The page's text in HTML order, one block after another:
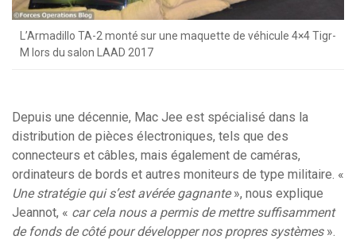
L’Armadillo TA-2 monté sur une maquette de véhicule 4×4 Tigr-
M lors du salon LAAD 2017
Depuis une décennie, Mac Jee est spécialisé dans la
distribution de pièces électroniques, tels que des
connecteurs et câbles, mais également de caméras,
ordinateurs de bords et autres moniteurs de type militaire. «
Une stratégie qui s’est avérée gagnante», nous explique
Jeannot, « car cela nous a permis de mettre suffisamment
de fonds de côté pour développer nos propres systèmes».